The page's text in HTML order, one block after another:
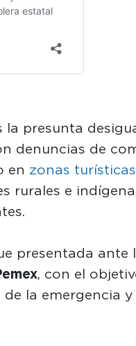
presunta
denuncias de
en zonas turísticas
rurales e
presentada ante
, con el
la emergencia